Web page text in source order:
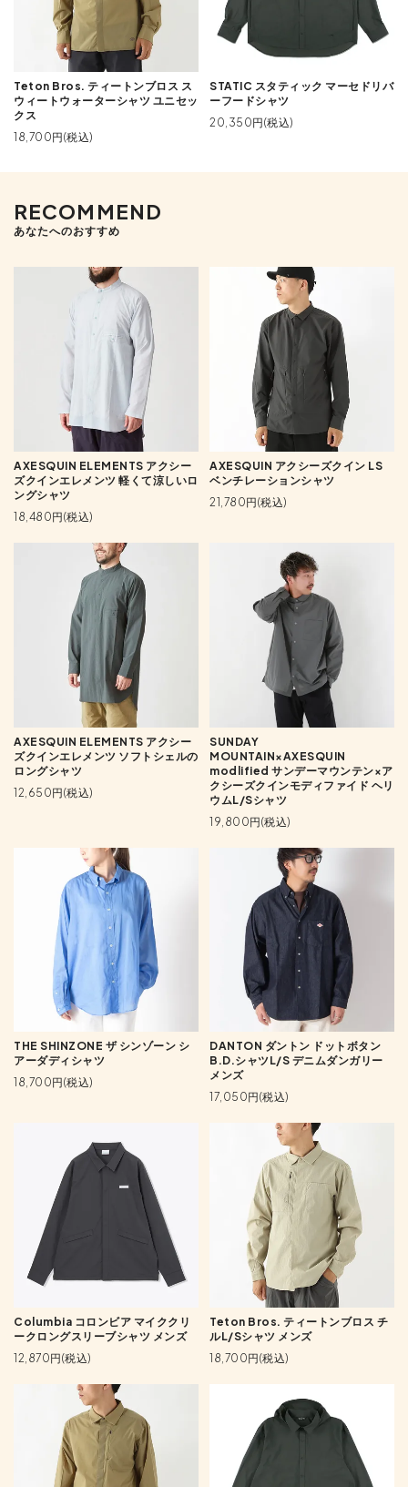
Teton Bros. ティートンブロス ス
ウィートウォーターシャツ ユニセッ
クス
18,700円(税込)
STATIC スタティック マーセドリバ
ーフードシャツ
20,350円(税込)
RECOMMEND
あなたへのおすすめ
AXESQUIN ELEMENTS アクシー
ズクインエレメンツ 軽くて涼しいロ
ングシャツ
18,480円(税込)
AXESQUIN アクシーズクイン LS
ベンチレーションシャツ
21,780円(税込)
AXESQUIN ELEMENTS アクシー
ズクインエレメンツ ソフトシェルの
ロングシャツ
12,650円(税込)
SUNDAY
MOUNTAIN×AXESQUIN
modlified サンデーマウンテン×ア
クシーズクインモディファイド ヘリ
ウムL/Sシャツ
19,800円(税込)
THE SHINZONE ザ シンゾーン シ
アーダディシャツ
18,700円(税込)
DANTON ダントン ドットボタン
B.D.シャツL/S デニムダンガリー
メンズ
17,050円(税込)
Columbia コロンビア マイククリ
ークロングスリーブシャツ メンズ
12,870円(税込)
Teton Bros. ティートンブロス チ
ルL/Sシャツ メンズ
18,700円(税込)